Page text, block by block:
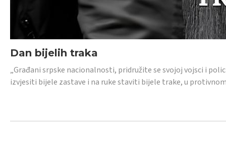
Dan bijelih traka
„Građani srpske nacionalnosti, pridružite se svojoj vojsci i
izvjesiti bijele zastave i na ruke staviti bijele trake, u